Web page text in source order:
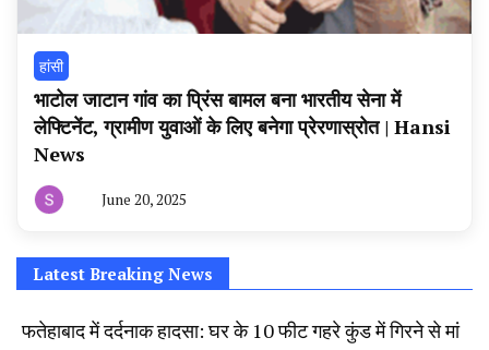
हांसी
भाटोल जाटान गांव का प्रिंस बामल बना भारतीय सेना में
लेफ्टिनेंट, ग्रामीण युवाओं के लिए बनेगा प्रेरणास्रोत | Hansi
News
टूडे
June 20, 2025
Latest Breaking News
फतेहाबाद में दर्दनाक हादसा: घर के 10 फीट गहरे कुंड में गिरने से मां